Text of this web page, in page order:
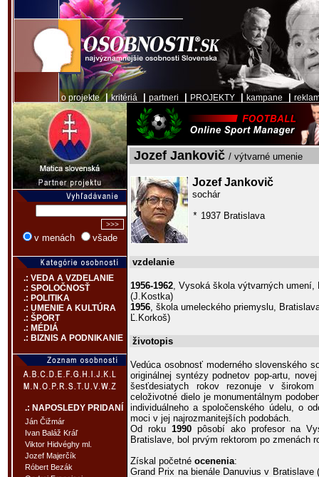
o projekte|kritériá partneri PROJEKTY kampane
v menách všade
.: VEDA A VZDELANIE
.: SPOLOČNOSŤ
.: POLITIKA
.: UMENIE A KULTÚRA
.: ŠPORT
.: MÉDIÁ
.: BIZNIS A PODNIKANIE
.: NAPOSLEDY PRIDANÍ
Ján Čižmár
Ivan Baláž Kráľ
Viktor Hidvéghy ml.
Jozef Majerčík
Róbert Bezák
Jozef Jankovič / výtvarné umenie
Jozef Jankovič
sochár
* 1937 Bratislava
vzdelanie
1956-1962, Vysoká škola výtvarných umení,
(J.Kostka)
1956, škola umeleckého priemyslu,
Ľ.Korkoš)
životopis
Vedúca osobnosť moderného slovenského
originálnej syntézy podnetov pop-artu,
šesťdesiatych rokov rezonuje v širokom
celoživotné dielo je monumentálnym
individuálneho a spoločenského údelu, o
moci v jej najrozmanitejších podobách.
Od roku 1990 pôsobí ako profesor na
Bratislave, bol prvým rektorom po zmenách
Získal početné ocenenia:
Grand Prix na bienále Danuvius v Bratislave